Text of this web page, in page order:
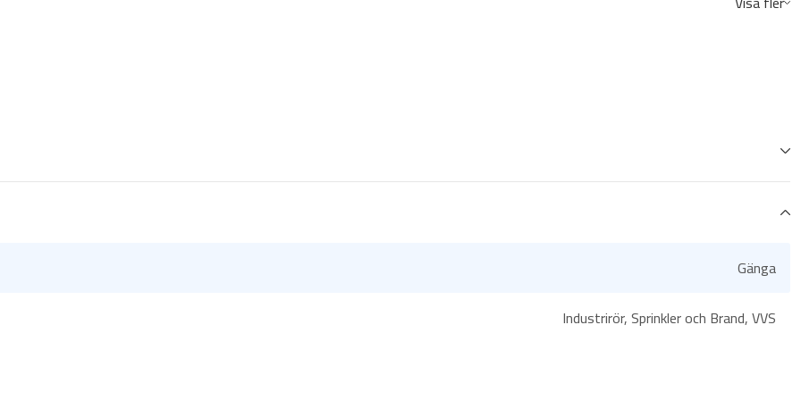
Gänga
Industrirör, Sprinkler och Brand, VVS